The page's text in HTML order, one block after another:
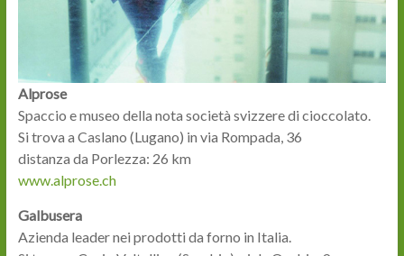
Alprose
Spaccio e museo della nota società svizzere di cioccolato.
Si trova a Caslano (Lugano) in via Rompada, 36
distanza da Porlezza: 26 km
www.alprose.ch
Galbusera
Azienda leader nei prodotti da forno in Italia.